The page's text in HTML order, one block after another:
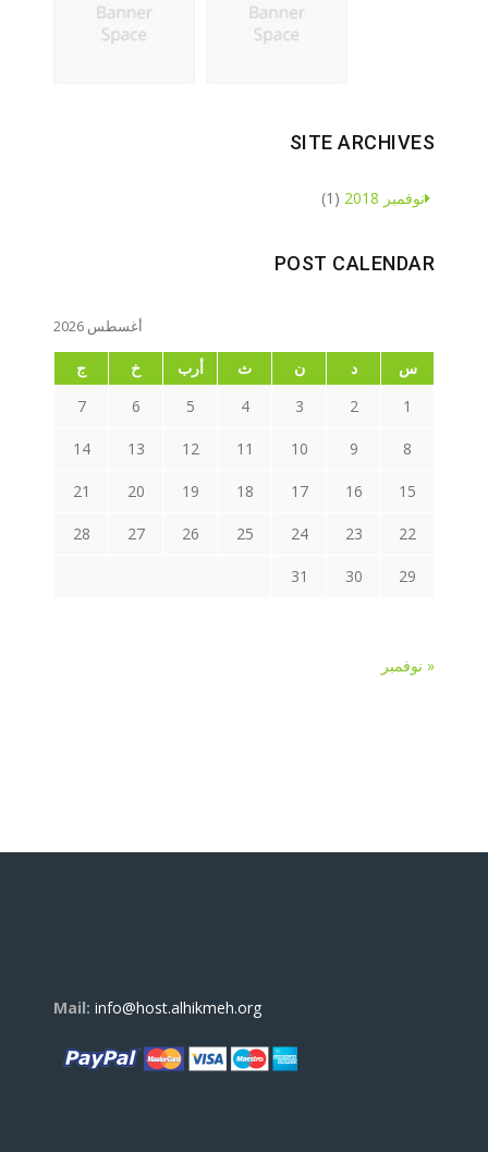
SITE ARCHIVES
نوفمبر 2018 (1)
POST CALENDAR
أغسطس 2026
س د ن ث أرب خ
ج
1
2
3
4
5
6
7
8
9
10
11
12
13
14
15
16
17
18
19
20
21
22
23
24
25
26
27
28
29
30
31
« نوفمبر
Mail: info@host.alhikmeh.org